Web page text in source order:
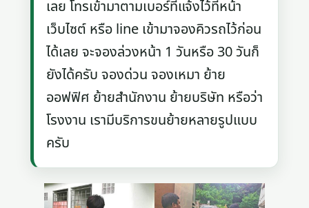
เลย โทรเข้ามาตามเบอร์ที่แจ้งไว้ที่หน้า
เว็บไซต์ หรือ line เข้ามาจองคิวรถไว้ก่อน
ได้เลย จะจองล่วงหน้า 1 วันหรือ 30 วันก็
ยังได้ครับ จองด่วน จองเหมา ย้าย
ออฟฟิศ ย้ายสำนักงาน ย้ายบริษัท หรือว่า
โรงงาน เรามีบริการขนย้ายหลายรูปแบบ
ครับ